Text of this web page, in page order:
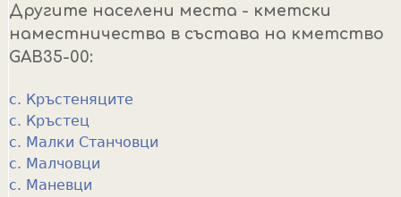
Другите населени места - кметски
наместничества в състава на кметство
GAB35-00:
с. Кръстеняците
с. Кръстец
с. Малки Станчовци
с. Малчовци
с. Маневци